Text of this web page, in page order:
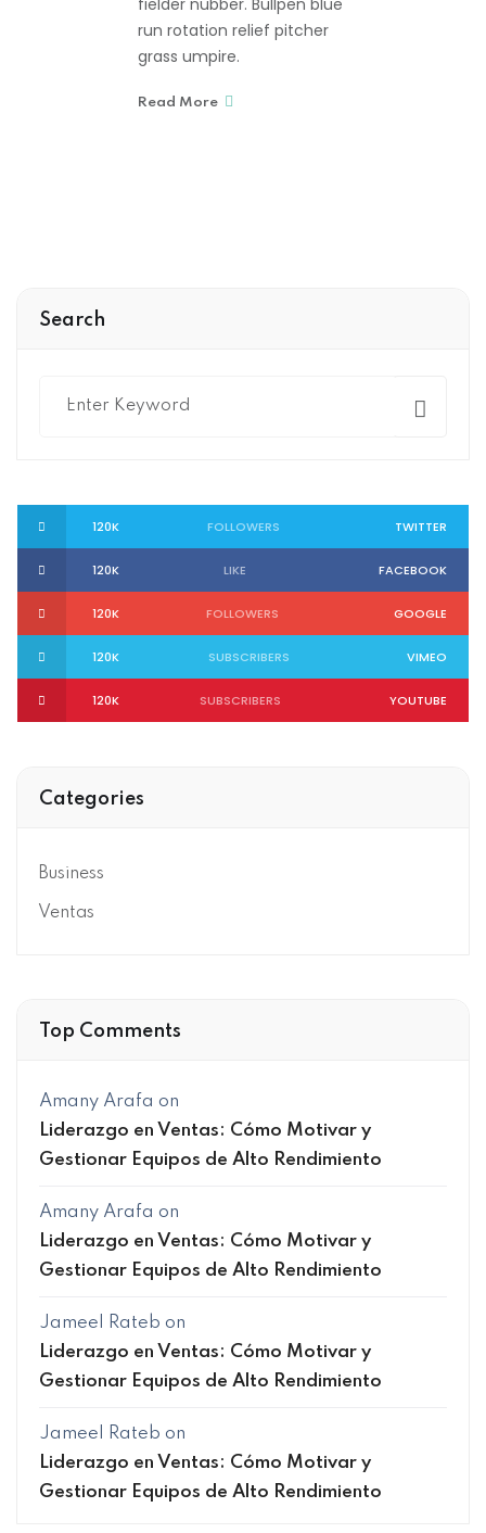
fielder nubber. Bullpen blue
run rotation relief pitcher
grass umpire.
Read More
Search
120K FOLLOWERS TWITTER
120K LIKE FACEBOOK
120K FOLLOWERS GOOGLE
120K SUBSCRIBERS VIMEO
120K SUBSCRIBERS YOUTUBE
Categories
Business
Ventas
Top Comments
Amany Arafa on
Liderazgo en Ventas: Cómo Motivar y
Gestionar Equipos de Alto Rendimiento
Amany Arafa on
Liderazgo en Ventas: Cómo Motivar y
Gestionar Equipos de Alto Rendimiento
Jameel Rateb on
Liderazgo en Ventas: Cómo Motivar y
Gestionar Equipos de Alto Rendimiento
Jameel Rateb on
Liderazgo en Ventas: Cómo Motivar y
Gestionar Equipos de Alto Rendimiento